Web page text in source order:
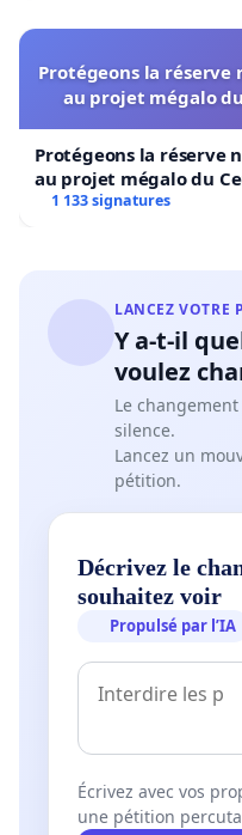
Protégeons la
au projet mégalo
Protégeons la réserve
au projet mégalo du
1 133 signatures
LANCEZ VOTRE
Y a-t-il
voulez
Le
silence.
Lancez un
pétition.
Décrivez le
souhaitez voir
Propulsé par l’IA
Écrivez avec vos
une pétition